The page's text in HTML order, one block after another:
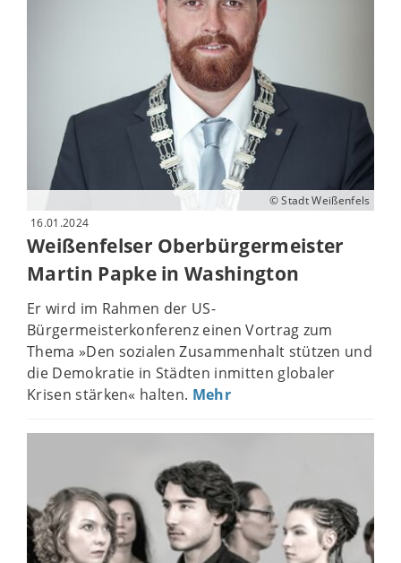
© Stadt Weißenfels
16.01.2024
Weißenfelser Oberbürgermeister
Martin Papke in Washington
Er wird im Rahmen der US-
Bürgermeisterkonferenz einen Vortrag zum
Thema »Den sozialen Zusammenhalt stützen und
die Demokratie in Städten inmitten globaler
Krisen stärken« halten. Mehr